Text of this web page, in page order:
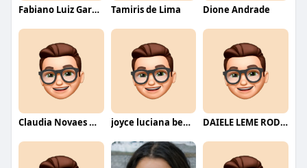
Fabiano Luiz Garcia Tamiris de Lima Dione Andrade
Claudia Novaes Novaes joyce luciana bentini jesus DAIELE LEME RODRIGUES